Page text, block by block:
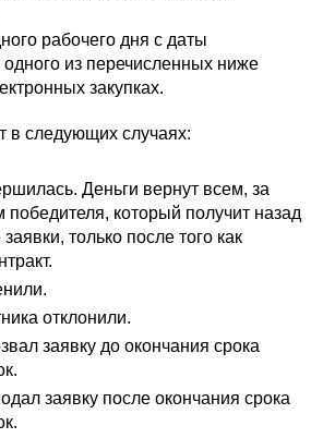
рабочего дня с даты
одного из перечисленных ниже
закупках.
в следующих случаях:
Деньги вернут всем, за
победителя, который получит назад
только после того как
отклонили.
заявку до окончания срока
заявку после окончания срока